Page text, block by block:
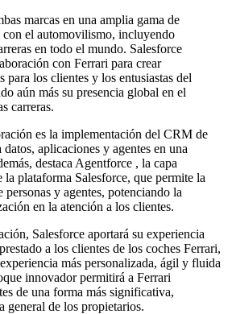
marcas en una amplia gama de
con el automovilismo, incluyendo
en todo el mundo. Salesforce
con Ferrari para crear
para los clientes y los entusiastas del
aún más su presencia global en el
carreras.
es la implementación del CRM de
aplicaciones y agentes en una
destaca Agentforce , la capa
plataforma Salesforce, que permite la
y agentes, potenciando la
en la atención a los clientes.
Salesforce aportará su experiencia
a los clientes de los coches Ferrari,
más personalizada, ágil y fluida
innovador permitirá a Ferrari
de una forma más significativa,
general de los propietarios.